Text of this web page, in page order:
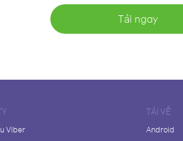
Tải ngay
Viber
TẢI VỀ
Android